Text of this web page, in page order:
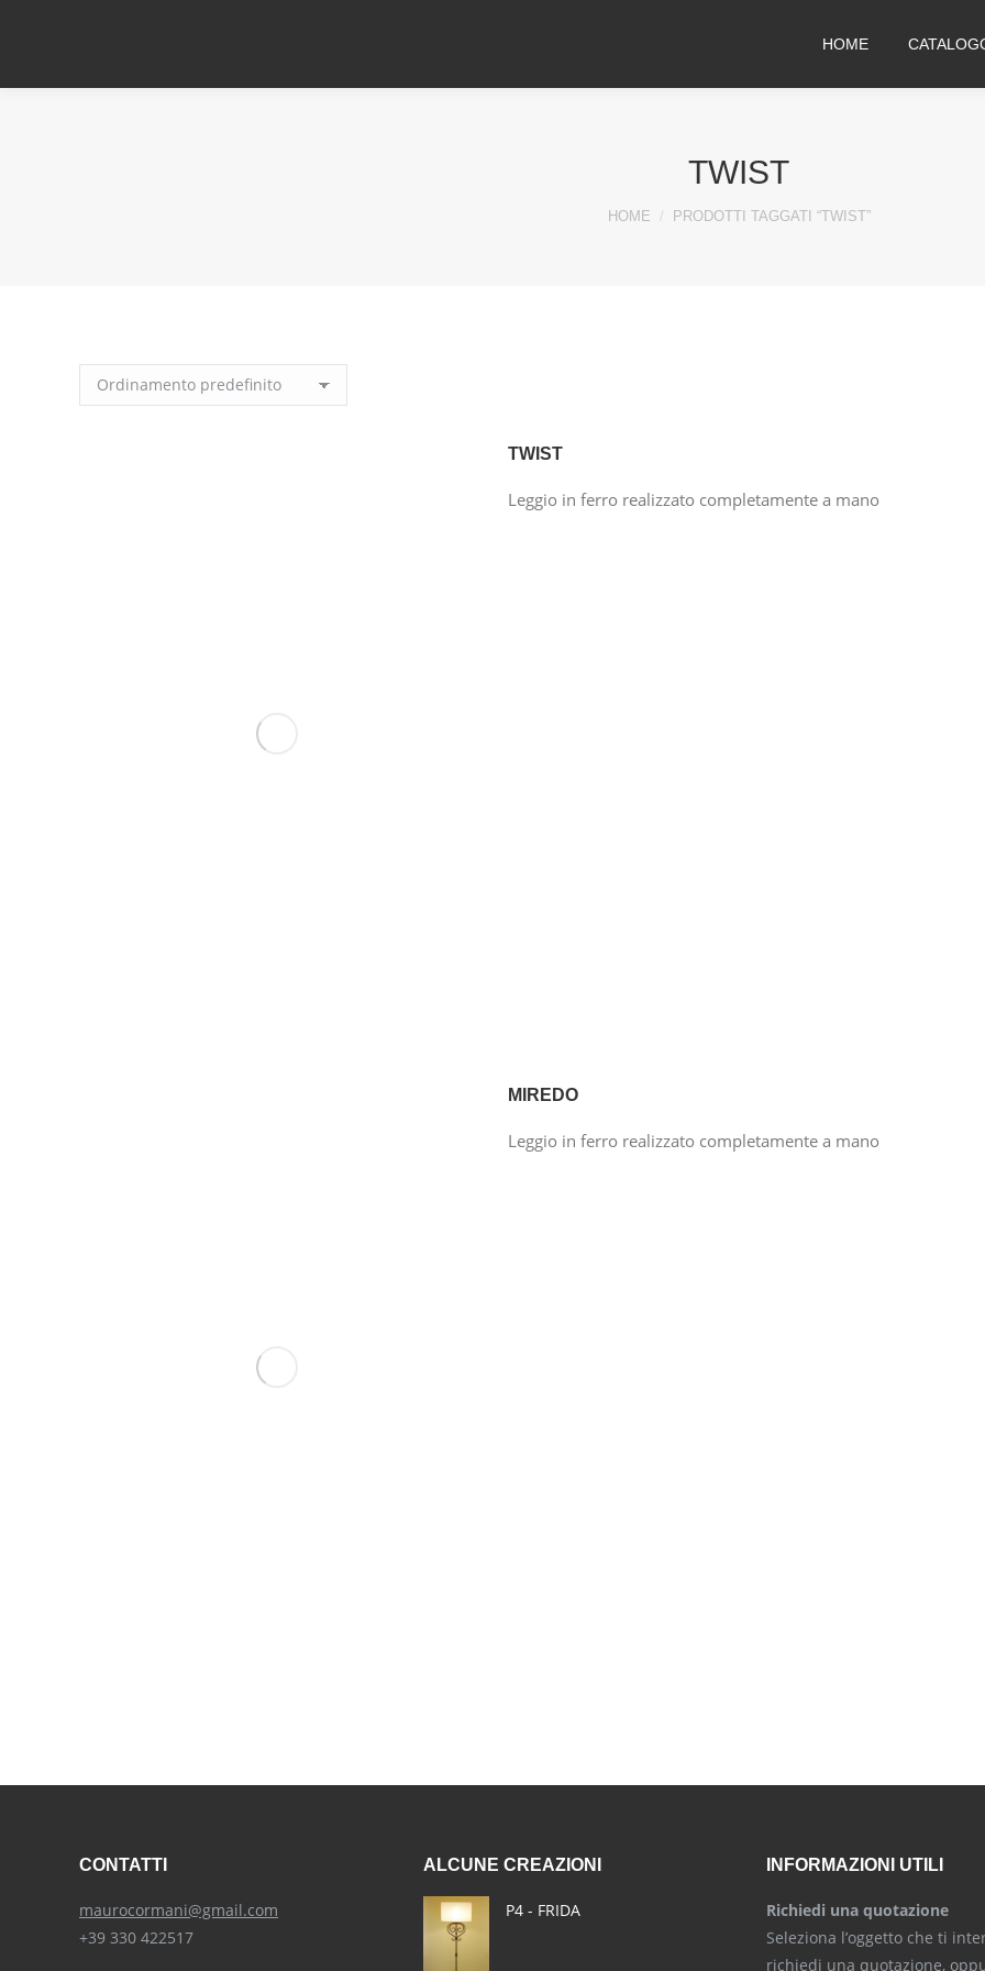
HOME
TWIST
You are here:
HOME PRODOTTI TAGGATI “TWIST”
TWIST
Leggio in ferro realizzato completamente a mano
MIREDO
Leggio in ferro realizzato completamente a mano
CONTATTI
maurocormani@gmail.com
+39 330 422517
ALCUNE CREAZIONI
P4 - FRIDA
INFORMAZIONI UTILI
Richiedi una quotazione
Seleziona l’oggetto che ti
richiedi una quotazione,